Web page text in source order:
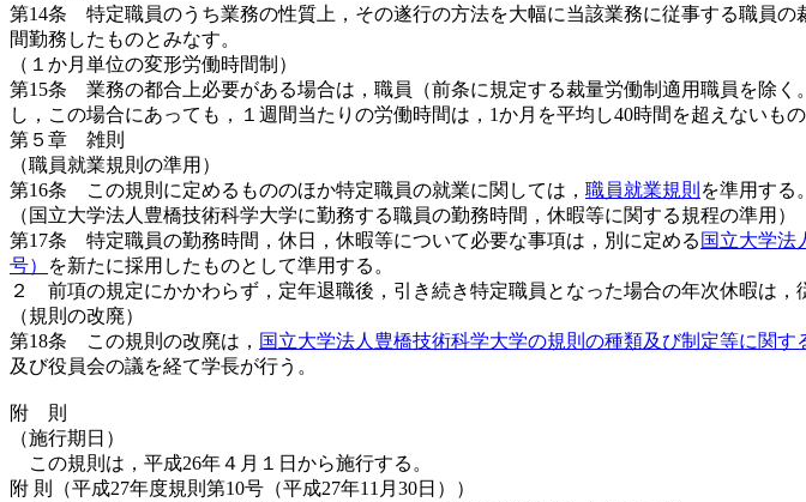
第14条 特定職員のうち業務の性質上，その遂行の方法を大幅に当該業務に従事する職員
間勤務したものとみなす。
（１か月単位の変形労働時間制）
第15条 業務の都合上必要がある場合は，職員（前条に規定する裁量労働制適用職員を除
し，この場合にあっても，１週間当たりの労働時間は，1か月を平均し40時間を超えないもの
第５章 雑則
（職員就業規則の準用）
第16条 この規則に定めるもののほか特定職員の就業に関しては， 職員就業規則 を準用する。
（国立大学法人豊橋技術科学大学に勤務する職員の勤務時間，休暇等に関する規程の準用）
第17条 特定職員の勤務時間，休日，休暇等について必要な事項は，別に定める 国立大学法
号）
を新たに採用したものとして準用する。
２ 前項の規定にかかわらず，定年退職後，引き続き特定職員となった場合の年次休暇は，
（規則の改廃）
第18条 この規則の改廃は， 国立大学法人豊橋技術科学大学の規則の種類及び制定等に関す
及び役員会の議を経て学長が行う。
附 則
（施行期日）
この規則は，平成26年４月１日から施行する。
附 則（平成27年度規則第10号（平成27年11月30日））